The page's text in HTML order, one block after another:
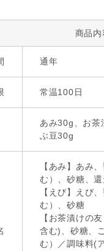
商品内
通年
常温100日
あみ30g、お茶
ぶ豆30g
【あみ】あみ
む）、砂糖、
【えび】えび
む）、砂糖
【お茶漬けの
含む)、砂糖、
む）／調味料(